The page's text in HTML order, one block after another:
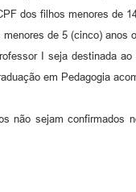
dos filhos menores de
de 5 (cinco) anos
I seja destinada
em Pedagogia
não sejam confirmados